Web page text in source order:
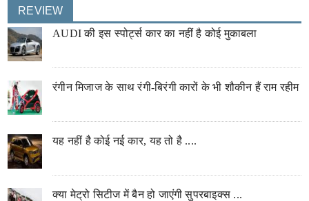
REVIEW
AUDI की इस स्पोर्ट्स कार का नहीं है कोई मुकाबला
रंगीन मिजाज के साथ रंगी-बिरंगी कारों के भी शौकीन हैं राम रहीम
यह नहीं है कोई नई कार, यह तो है ....
क्या मेट्रो सिटीज में बैन हो जाएंगी सुपरबाइक्स ...